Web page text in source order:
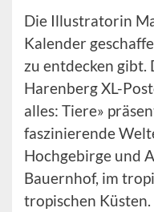
Die Illustratorin
Kalender
zu entdecken
Harenberg XL-
alles: Tiere»
faszinierende
Hochgebirge und
Bauernhof, im
tropischen Küsten.